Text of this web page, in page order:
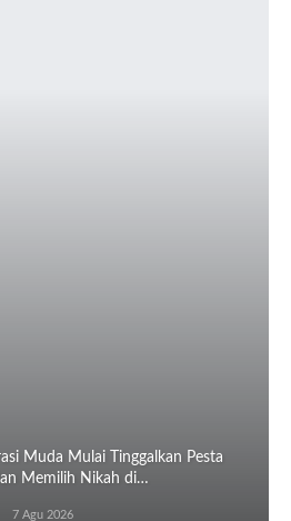
Muda Mulai Tinggalkan Pesta
Memilih Nikah di…
7 Agu 2026